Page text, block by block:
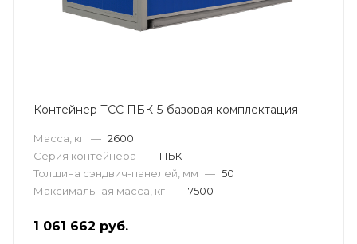
Контейнер ТСС ПБК-5 базовая комплектация
Масса, кг — 2600
Серия контейнера — ПБК
Толщина сэндвич-панелей, мм — 50
Максимальная масса, кг — 7500
1 061 662 руб.